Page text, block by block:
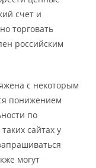
счет и
торговать
российским
с некоторым
понижением
по
сайтах у
могут